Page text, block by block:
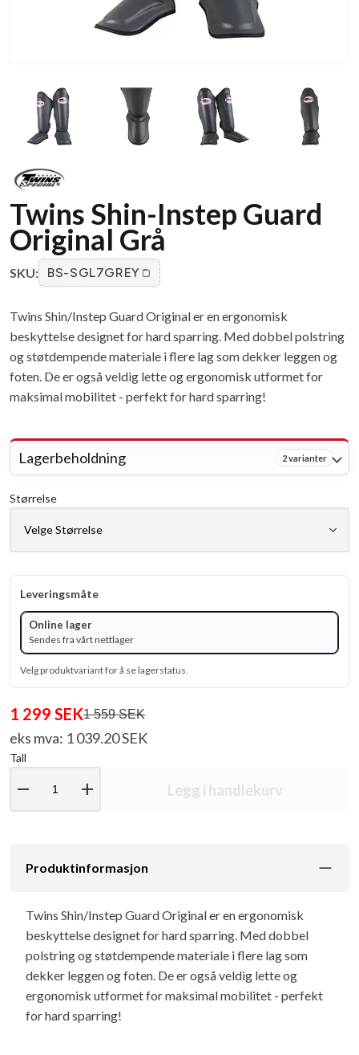
Twins Shin-Instep Guard
Original Grå
SKU: BS-SGL7GREY
Twins Shin/Instep Guard Original er en ergonomisk
beskyttelse designet for hard sparring. Med dobbel polstring
og støtdempende materiale i flere lag som dekker leggen og
foten. De er også veldig lette og ergonomisk utformet for
maksimal mobilitet - perfekt for hard sparring!
Lagerbeholdning 2 varianter
Størrelse
Leveringsmåte
Online lager
Sendes fra vårt nettlager
Velg produktvariant for å se lagerstatus.
1 299 SEK1 559 SEK
eks mva: 1 039.20 SEK
Tall
remove add Legg i handlekurv
Produktinformasjon
Twins Shin/Instep Guard Original er en ergonomisk
beskyttelse designet for hard sparring. Med dobbel
polstring og støtdempende materiale i flere lag som
dekker leggen og foten. De er også veldig lette og
ergonomisk utformet for maksimal mobilitet - perfekt
for hard sparring!